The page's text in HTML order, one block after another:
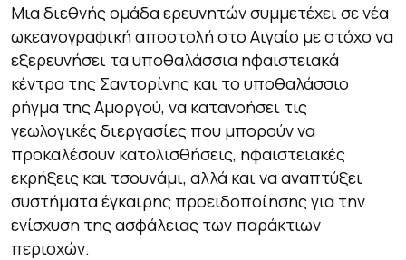
Μια διεθνής ομάδα ερευνητών συμμετέχει σε νέα
ωκεανογραφική αποστολή στο Αιγαίο με στόχο να
εξερευνήσει τα υποθαλάσσια ηφαιστειακά
κέντρα της Σαντορίνης και το υποθαλάσσιο
ρήγμα της Αμοργού, να κατανοήσει τις
γεωλογικές διεργασίες που μπορούν να
προκαλέσουν κατολισθήσεις, ηφαιστειακές
εκρήξεις και τσουνάμι, αλλά και να αναπτύξει
συστήματα έγκαιρης προειδοποίησης για την
ενίσχυση της ασφάλειας των παράκτιων
περιοχών.